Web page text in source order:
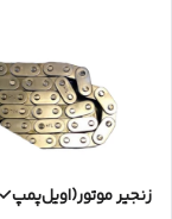
زنجیر